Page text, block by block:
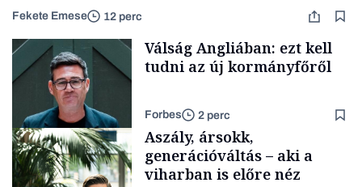
Fekete Emese 12 perc
Válság Angliában: ezt kell
tudni az új kormányfőről
Forbes 2 perc
Aszály, ársokk,
generációváltás – aki a
viharban is előre néz